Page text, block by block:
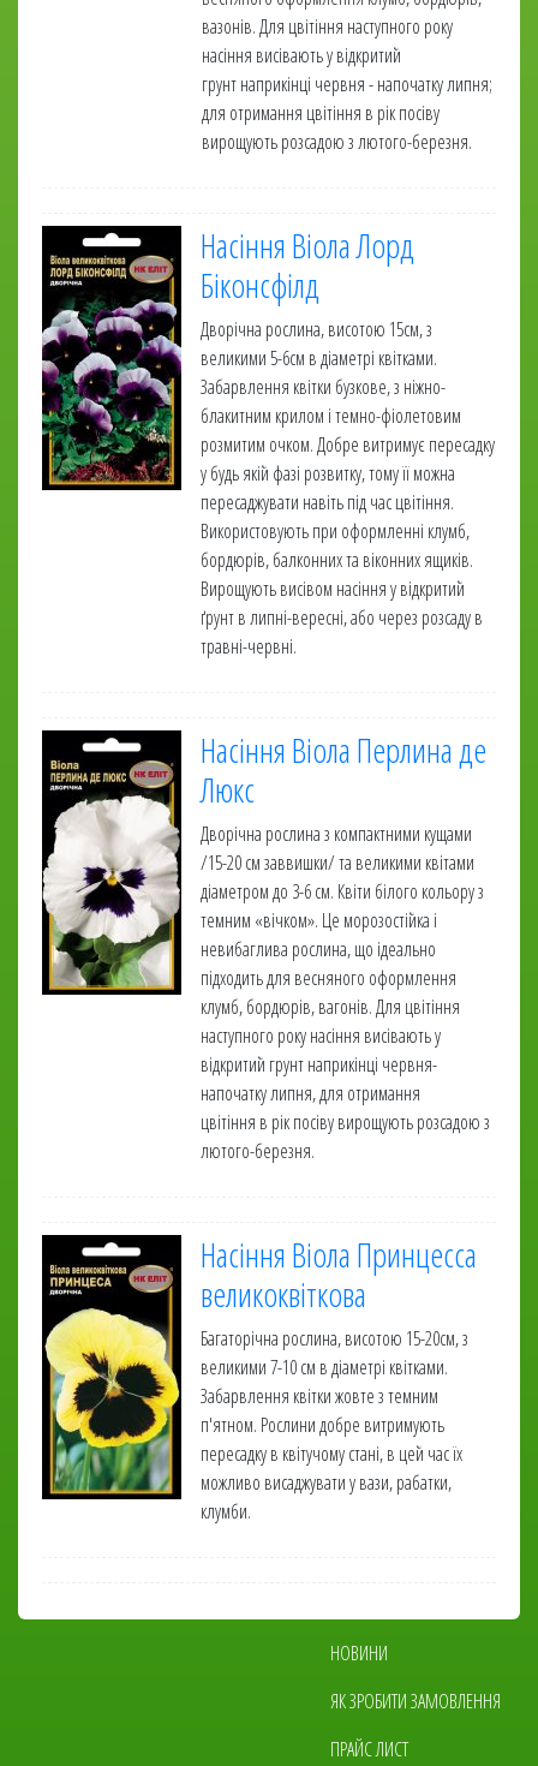
вазонів. Для цвітіння наступного року
насіння висівають у відкритий
грунт наприкінці червня - напочатку липня;
для отримання цвітіння в рік посіву
вирощують розсадою з лютого-березня.
Насіння Віола Лорд
Біконсфілд
Дворічна рослина, висотою 15см, з
великими 5-6см в діаметрі квітками.
Забарвлення квітки бузкове, з ніжно-
блакитним крилом і темно-фіолетовим
розмитим очком. Добре витримує пересадку
у будь якій фазі розвитку, тому її можна
пересаджувати навіть під час цвітіння.
Використовують при оформленні клумб,
бордюрів, балконних та віконних ящиків.
Вирощують висівом насіння у відкритий
ґрунт в липні-вересні, або через розсаду в
травні-червні.
Насіння Віола Перлина де
Люкс
Дворічна рослина з компактними кущами
/15-20 см заввишки/ та великими квітами
діаметром до 3-6 см. Квіти білого кольору з
темним «вічком». Це морозостійка і
невибаглива рослина, що ідеально
підходить для весняного оформлення
клумб, бордюрів, вагонів. Для цвітіння
наступного року насіння висівають у
відкритий грунт наприкінці червня-
напочатку липня, для отримання
цвітіння в рік посіву вирощують розсадою з
лютого-березня.
Насіння Віола Принцесса
великоквіткова
Багаторічна рослина, висотою 15-20см, з
великими 7-10 см в діаметрі квітками.
Забарвлення квітки жовте з темним
п'ятном. Рослини добре витримують
пересадку в квітучому стані, в цей час їх
можливо висаджувати у вази, рабатки,
клумби.
Основна
навіґація
НОВИНИ
ЯК ЗРОБИТИ ЗАМОВЛЕННЯ
ПРАЙС ЛИСТ